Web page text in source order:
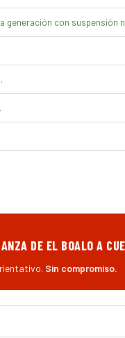
generación con suspensión
DE EL BOALO A
Sin compromiso.